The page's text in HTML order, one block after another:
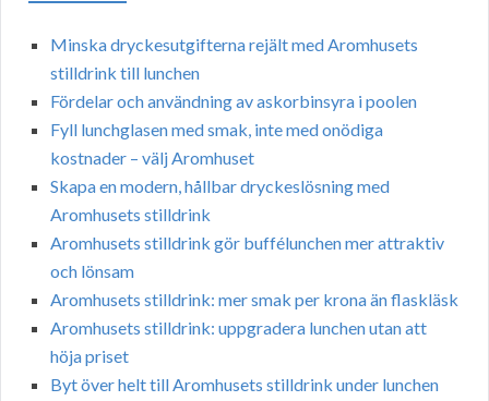
Minska dryckesutgifterna rejält med Aromhusets
stilldrink till lunchen
Fördelar och användning av askorbinsyra i poolen
Fyll lunchglasen med smak, inte med onödiga
kostnader – välj Aromhuset
Skapa en modern, hållbar dryckeslösning med
Aromhusets stilldrink
Aromhusets stilldrink gör buffélunchen mer attraktiv
och lönsam
Aromhusets stilldrink: mer smak per krona än flaskläsk
Aromhusets stilldrink: uppgradera lunchen utan att
höja priset
Byt över helt till Aromhusets stilldrink under lunchen